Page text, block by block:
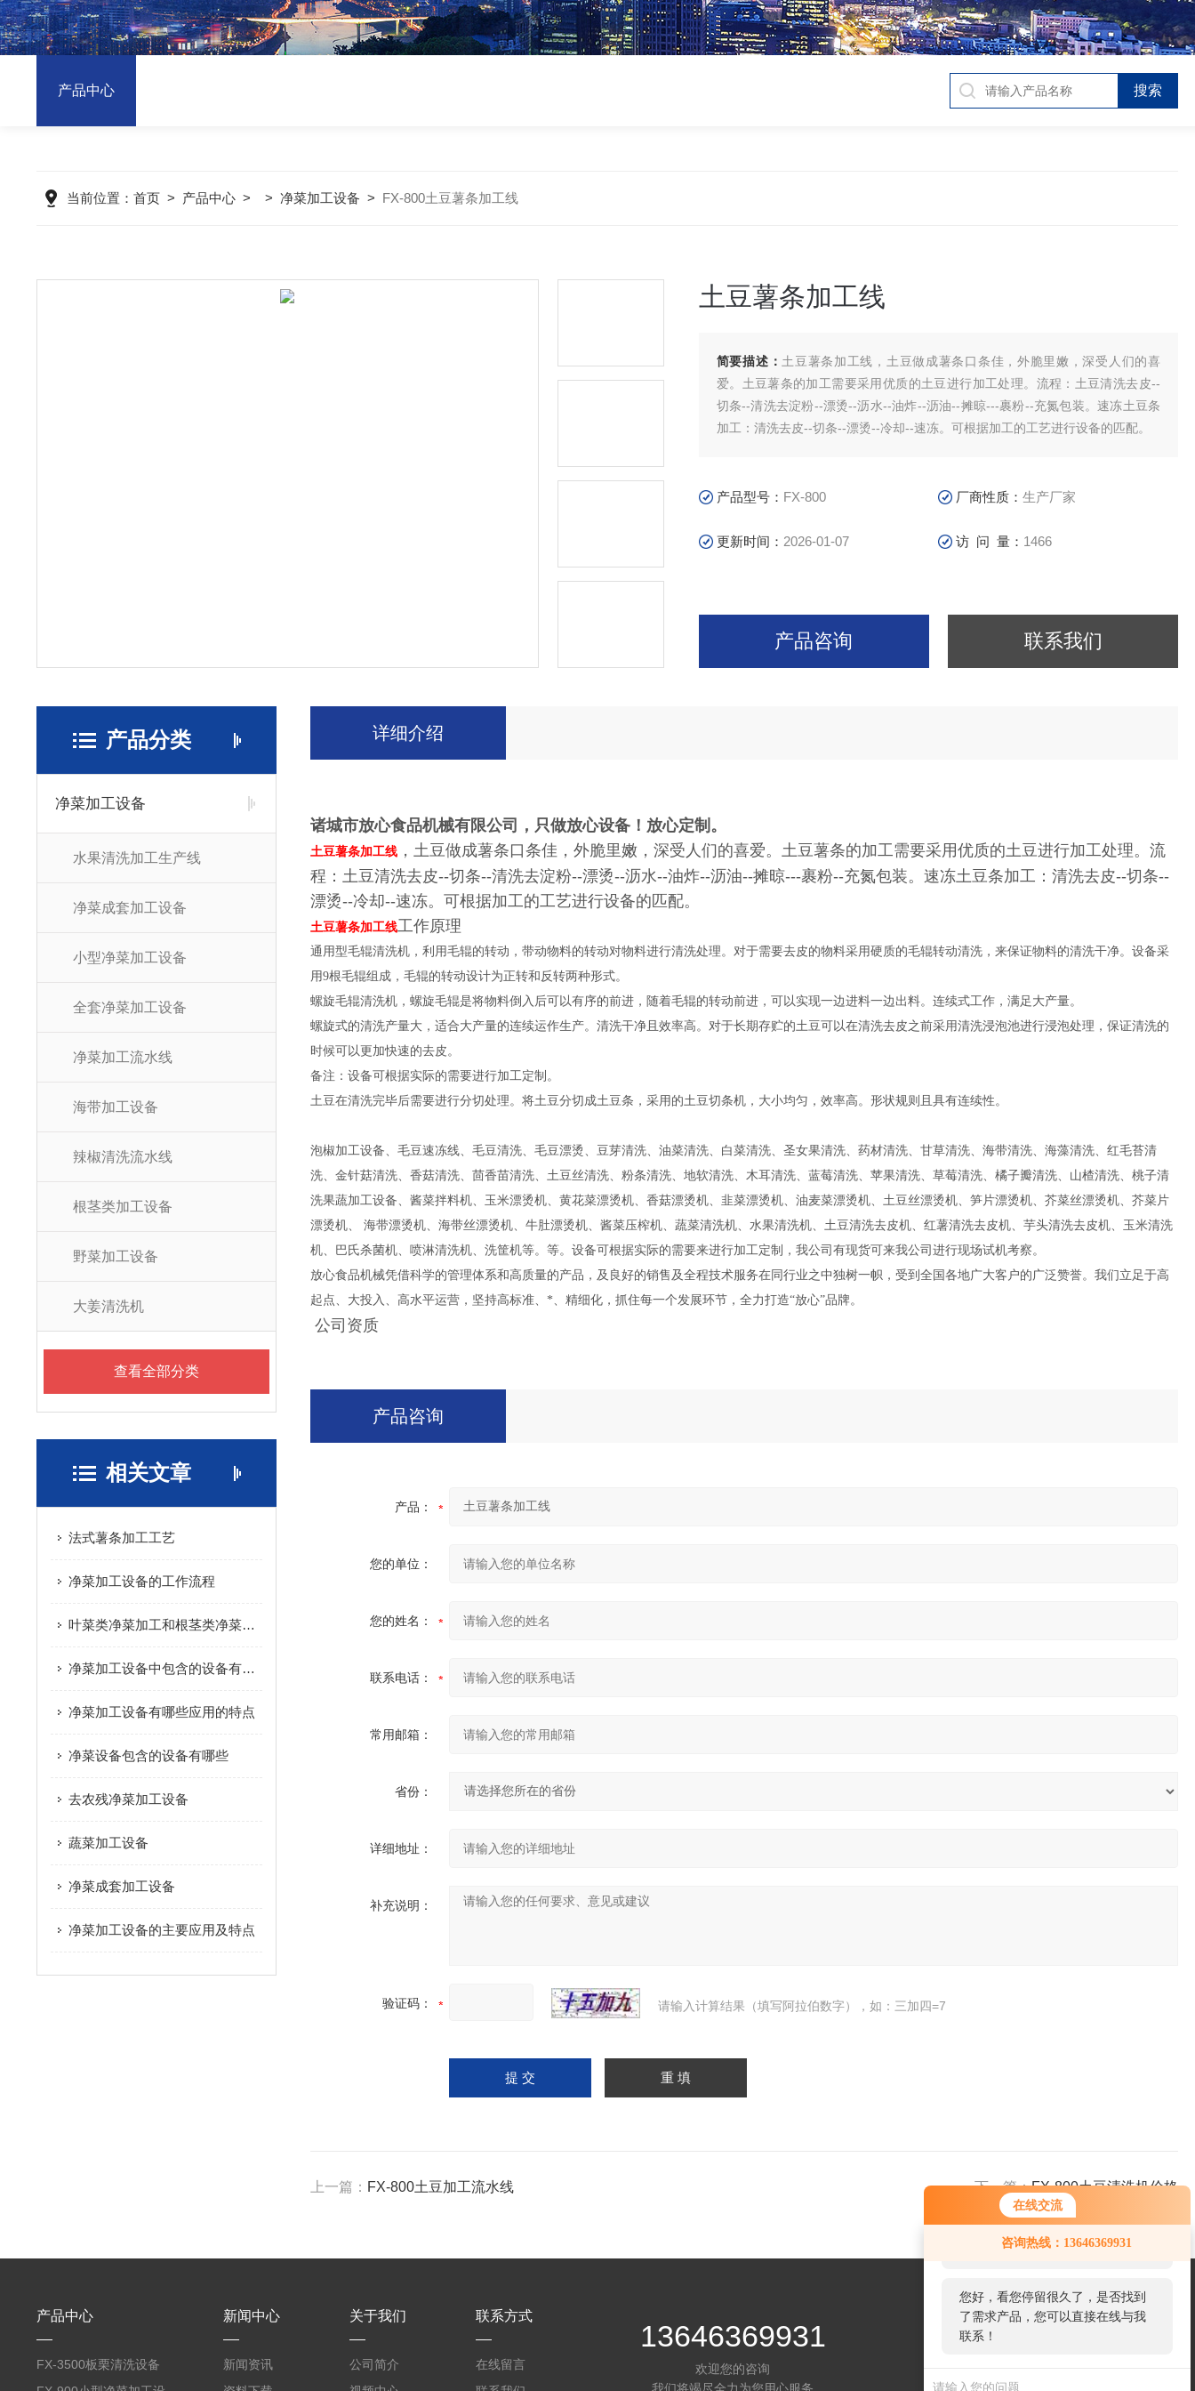
在线交流
咨询热线：13646369931
服务，请问您要咨询什么问题呢？
您好，看您停留很久了，是否找到
了需求产品，您可以直接在线与我
联系！
产品中心
当前位置： 首页> 产品中心> > 净菜加工设备 > FX-800土豆薯条加工线
土豆薯条加工线
简要描述： 土豆薯条加工线，土豆做成薯条口条佳，外脆里嫩，深受人们的喜
爱。土豆薯条的加工需要采用优质的土豆进行加工处理。流程：土豆清洗去皮--
切条--清洗去淀粉--漂烫--沥水--油炸--沥油--摊晾---裹粉--充氮包装。速冻土豆条
加工：清洗去皮--切条--漂烫--冷却--速冻。可根据加工的工艺进行设备的匹配。
产品型号： FX-800 厂商性质：生产厂家
更新时间： 2026-01-07 访 问 量： 1466
产品咨询 联系我们
产品分类
净菜加工设备
水果清洗加工生产线
净菜成套加工设备
小型净菜加工设备
全套净菜加工设备
净菜加工流水线
海带加工设备
辣椒清洗流水线
根茎类加工设备
野菜加工设备
大姜清洗机
查看全部分类
相关文章
法式薯条加工工艺
净菜加工设备的工作流程
叶菜类净菜加工和根茎类净菜加工这个两种模式的区别是什么？
净菜加工设备中包含的设备有哪些
净菜加工设备有哪些应用的特点
净菜设备包含的设备有哪些
去农残净菜加工设备
蔬菜加工设备
净菜成套加工设备
净菜加工设备的主要应用及特点
详细介绍
诸城市放心食品机械有限公司，只做放心设备！放心定制。
土豆薯条加工线 ，土豆做成薯条口条佳，外脆里嫩，深受人们的喜爱。土豆薯条的加工需要采用优质的土豆进行加工处理。流
程：土豆清洗去皮--切条--清洗去淀粉--漂烫--沥水--油炸--沥油--摊晾---裹粉--充氮包装。速冻土豆条加工：清洗去皮--切条--
漂烫--冷却--速冻。可根据加工的工艺进行设备的匹配。
土豆薯条加工线工作原理
通用型毛辊清洗机，利用毛辊的转动，带动物料的转动对物料进行清洗处理。对于需要去皮的物料采用硬质的毛辊转动清洗，来保证物料的清洗干净。设备采
用9根毛辊组成，毛辊的转动设计为正转和反转两种形式。
螺旋毛辊清洗机，螺旋毛辊是将物料倒入后可以有序的前进，随着毛辊的转动前进，可以实现一边进料一边出料。连续式工作，满足大产量。
螺旋式的清洗产量大，适合大产量的连续运作生产。清洗干净且效率高。对于长期存贮的土豆可以在清洗去皮之前采用清洗浸泡池进行浸泡处理，保证清洗的
时候可以更加快速的去皮。
备注：设备可根据实际的需要进行加工定制。
土豆在清洗完毕后需要进行分切处理。将土豆分切成土豆条，采用的土豆切条机，大小均匀，效率高。形状规则且具有连续性。
泡椒加工设备、毛豆速冻线、毛豆清洗、毛豆漂烫、豆芽清洗、油菜清洗、白菜清洗、圣女果清洗、药材清洗、甘草清洗、海带清洗、海藻清洗、红毛苔清
洗、金针菇清洗、香菇清洗、茴香苗清洗、土豆丝清洗、粉条清洗、地软清洗、木耳清洗、蓝莓清洗、苹果清洗、草莓清洗、橘子瓣清洗、山楂清洗、桃子清
洗果蔬加工设备、酱菜拌料机、玉米漂烫机、黄花菜漂烫机、香菇漂烫机、韭菜漂烫机、油麦菜漂烫机、土豆丝漂烫机、笋片漂烫机、芥菜丝漂烫机、芥菜片
漂烫机、 海带漂烫机、海带丝漂烫机、牛肚漂烫机、酱菜压榨机、蔬菜清洗机、水果清洗机、土豆清洗去皮机、红薯清洗去皮机、芋头清洗去皮机、玉米清洗
机、巴氏杀菌机、喷淋清洗机、洗筐机等。等。设备可根据实际的需要来进行加工定制，我公司有现货可来我公司进行现场试机考察。
放心食品机械凭借科学的管理体系和高质量的产品，及良好的销售及全程技术服务在同行业之中独树一帜，受到全国各地广大客户的广泛赞誉。我们立足于高
起点、大投入、高水平运营，坚持高标准、*、精细化，抓住每一个发展环节，全力打造“放心”品牌。
公司资质
产品咨询
产品：
您的单位：
您的姓名：
联系电话：
常用邮箱：
省份：
详细地址：
补充说明：
验证码： 请输入计算结果（填写阿拉伯数字），如：三加四=7
上一篇： FX-800土豆加工流水线 下一篇：FX-800土豆清洗机价格
产品中心
FX-3500板栗清洗设备
新闻中心
新闻资讯
关于我们
公司简介
联系方式
在线留言
13646369931
欢迎您的咨询